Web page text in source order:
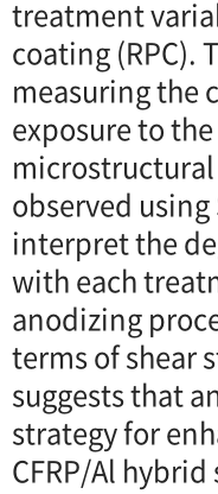
treatment
coating (RPC).
measuring the
exposure to
observed
interpret the
with each
anodizing
terms of shear
suggests that
strategy for
CFRP/Al